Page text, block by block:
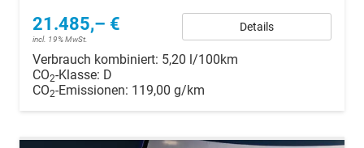
21.485,– €
incl. 19% MwSt.
Details
Verbrauch kombiniert: 5,20 l/100km
CO2-Klasse: D
CO2-Emissionen: 119,00 g/km